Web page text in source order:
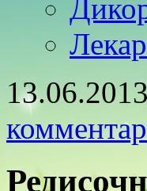
13.06.2013